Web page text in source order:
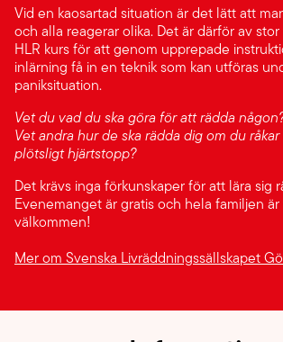
Vid en kaosartad situation är det lätt att
och alla reagerar olika. Det är därför av
HLR kurs för att genom upprepade
inlärning få in en teknik som kan utföras
paniksituation.
Vet du vad du ska göra för att rädda
Vet andra hur de ska rädda dig om du
plötsligt hjärtstopp?
Det krävs inga förkunskaper för att lära sig
Evenemanget är gratis och hela familjen
välkommen!
Mer om Svenska Livräddningssällskapet